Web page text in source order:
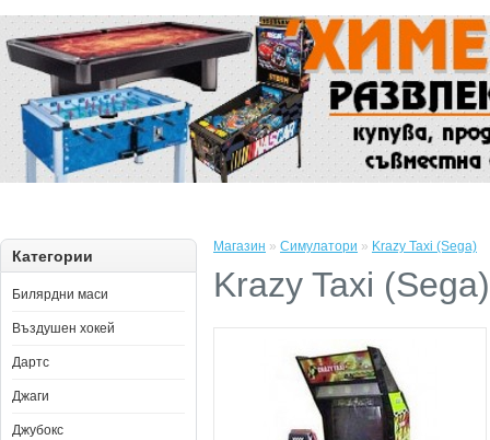
Категории
Билярдни маси
Въздушен хокей
Дартс
Джаги
Джубокс
Магазин » Симулатори » Krazy Taxi (Sega)
Krazy Taxi (Sega)